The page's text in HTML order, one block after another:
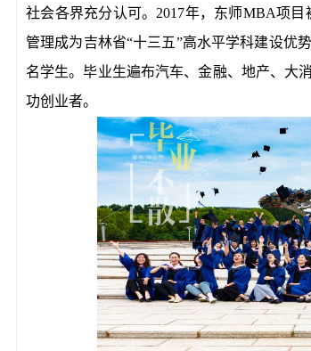
社会各界充分认可。2017年，东师MBA项
管理成为吉林省“十三五”高水平学科建设优
名学生。毕业生遍布汽车、金融、地产、大
功创业者。